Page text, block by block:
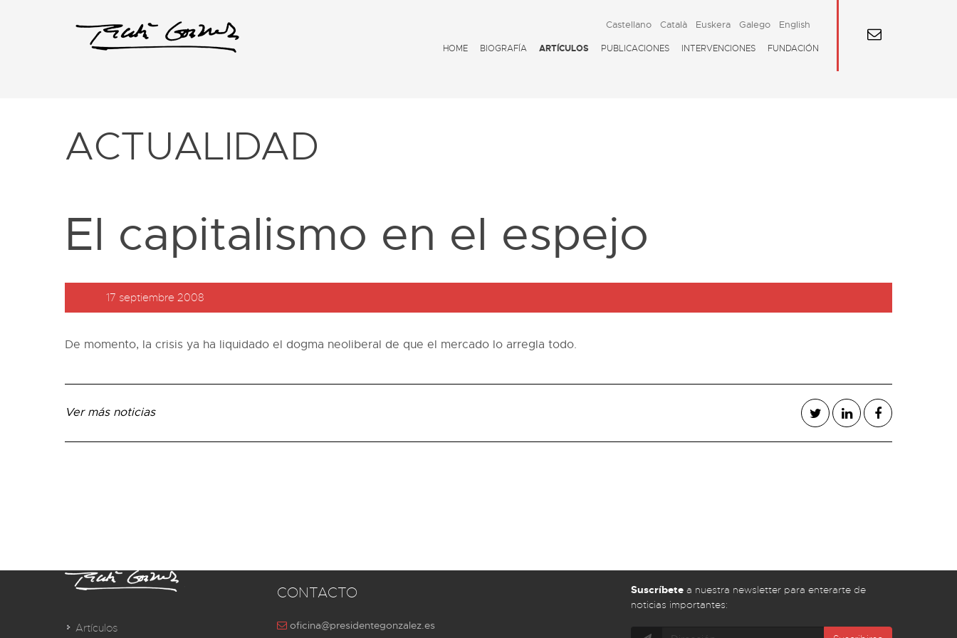
HOME BIOGRAFÍA ARTÍCULOS PUBLICACIONES INTERVENCIONES FUNDACIÓN
Castellano Català Euskera Galego English
ACTUALIDAD
El capitalismo en el espejo
17 septiembre 2008
De momento, la crisis ya ha liquidado el dogma neoliberal de que el mercado lo arregla todo.
Ver más noticias
Artículos
CONTACTO
oficina@presidentegonzalez.es
Suscríbetea nuestra newsletter para enterarte de
noticias importantes: